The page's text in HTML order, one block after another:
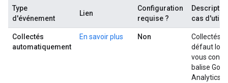
Type
d'événement
Lien
Configuration
requise ?
cas
Collectés
automatiquement
En savoir plus Non
Collectés
défaut
vous
balise
Analytics